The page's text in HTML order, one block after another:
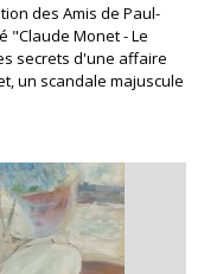
des Amis de Paul-
"Claude Monet - Le
secrets d'une affaire
un scandale majuscule